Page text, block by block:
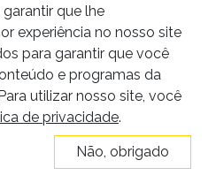
ao Rio Grande do Sul.
que lhe
experiência no nosso site
para garantir que você
e programas da
utilizar nosso site, você
de privacidade.
Não, obrigado